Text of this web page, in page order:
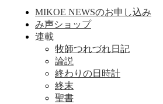
MIKOE NEWSのお申し込み
み声ショップ
連載
牧師つれづれ日記
論説
終わりの日時計
終末
聖書